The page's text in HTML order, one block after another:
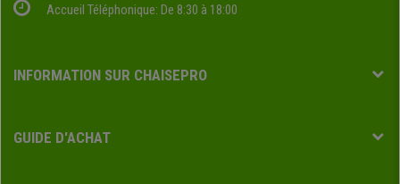
Accueil Téléphonique: De 8:30 à 18:00
INFORMATION SUR CHAISEPRO
GUIDE D'ACHAT